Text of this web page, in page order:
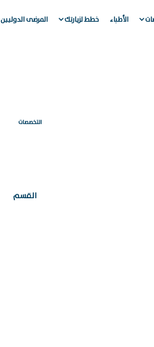
الأطباء خطط لزيارتك المرضى الدوليين
التخصصات
القسم